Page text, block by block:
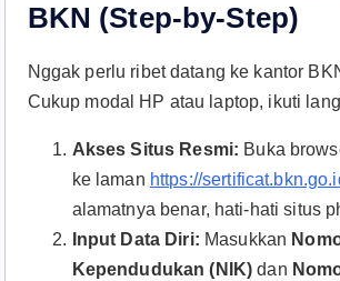
BKN (Step-by-Step)
Nggak perlu ribet datang ke kantor
Cukup modal HP atau laptop, ikuti
Akses Situs Resmi: Buka
ke laman https://
alamatnya benar, hati-hati situs
Input Data Diri: Masukkan
Kependudukan (NIK) dan